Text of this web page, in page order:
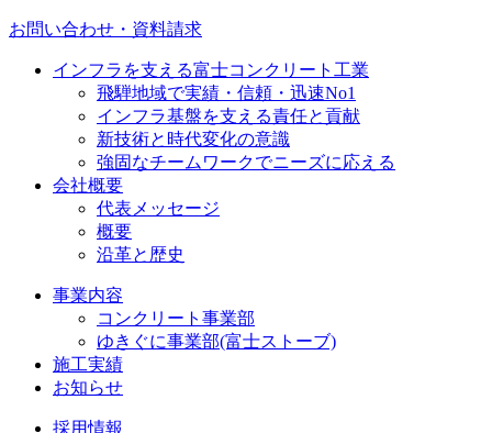
お問い合わせ・資料請求
インフラを支える富士コンクリート工業
飛騨地域で実績・信頼・迅速No1
インフラ基盤を支える責任と貢献
新技術と時代変化の意識
強固なチームワークでニーズに応える
会社概要
代表メッセージ
概要
沿革と歴史
事業内容
コンクリート事業部
ゆきぐに事業部(富士ストーブ)
施工実績
お知らせ
採用情報